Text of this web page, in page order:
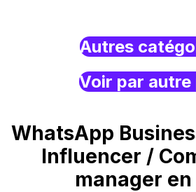
Autres
Voir par autre
WhatsApp
Influencer /
manager